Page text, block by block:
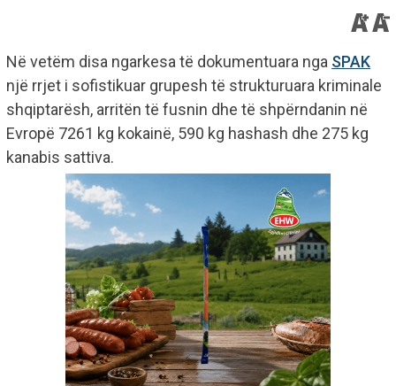
Në vetëm disa ngarkesa të dokumentuara nga SPAK
një rrjet i sofistikuar grupesh të strukturuara kriminale
shqiptarësh, arritën të fusnin dhe të shpërndanin në
Evropë 7261 kg kokainë, 590 kg hashash dhe 275 kg
kanabis sattiva.